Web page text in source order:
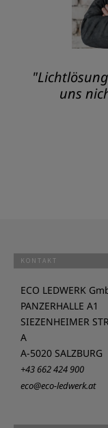
uns
KONTAKT
ECO LEDWERK
PANZERHALLE A1
SIEZENHEIMER
A
A-5020 SALZBURG
+43 662 424 900
eco@eco-ledwerk.at